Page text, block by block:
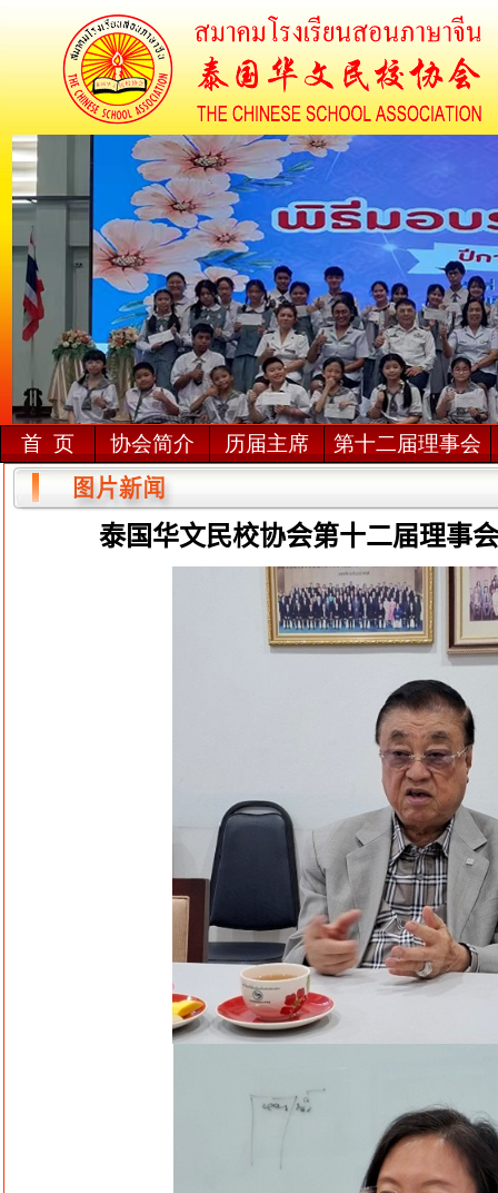
首 页 协会简介 历届主席 第十二届理事会
泰国华文民校协会第十二届理事